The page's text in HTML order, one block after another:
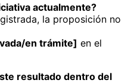
actualmente?
la proposición no
en trámite] en el
resultado dentro del